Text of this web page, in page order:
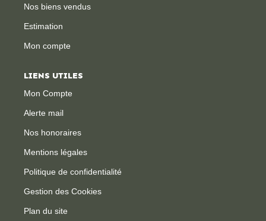
Nos biens vendus
Estimation
Mon compte
LIENS UTILES
Mon Compte
Alerte mail
Nos honoraires
Mentions légales
Politique de confidentialité
Gestion des Cookies
Plan du site